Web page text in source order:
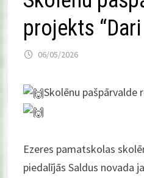
projekts
06/05/2026
Skolēnu pašpārvalde
Ezeres pamatskolas
piedalījās Saldus novada